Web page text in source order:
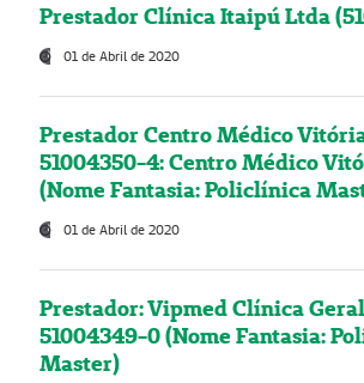
Prestador Clínica Itaipú Ltda
01 de Abril de 2020
Prestador Centro Médico
51004350-4: Centro Médico
(Nome Fantasia: Policlínica
01 de Abril de 2020
Prestador: Vipmed Clínica
51004349-0 (Nome Fantasia:
Master)